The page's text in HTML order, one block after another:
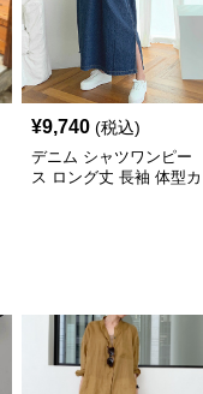
¥9,740 (税込)
デニム シャツワンピー
ス ロング丈 長袖 体型カ